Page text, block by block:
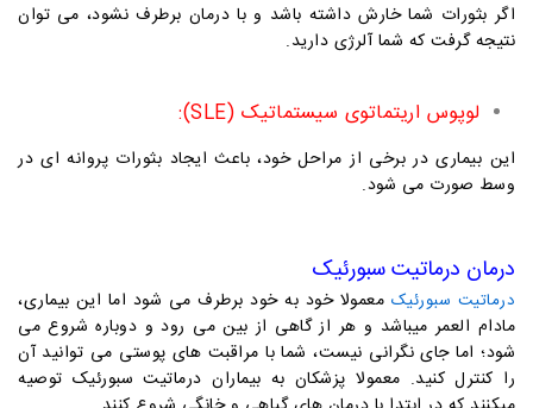
اگر بثورات شما خارش داشته باشد و با درمان برطرف نشود، می توان
نتیجه گرفت که شما آلرژی دارید.
لوپوس اریتماتوی سیستماتیک (SLE):
این بیماری در برخی از مراحل خود، باعث ایجاد بثورات پروانه ای در
وسط صورت می شود.
درمان درماتیت سبورئیک
درماتیت سبورئیک معمولا خود به خود برطرف می شود اما این بیماری،
مادام العمر میباشد و هر از گاهی از بین می رود و دوباره شروع می
شود؛ اما جای نگرانی نیست، شما با مراقبت های پوستی می توانید آن
را کنترل کنید. معمولا پزشکان به بیماران درماتیت سبورئیک توصیه